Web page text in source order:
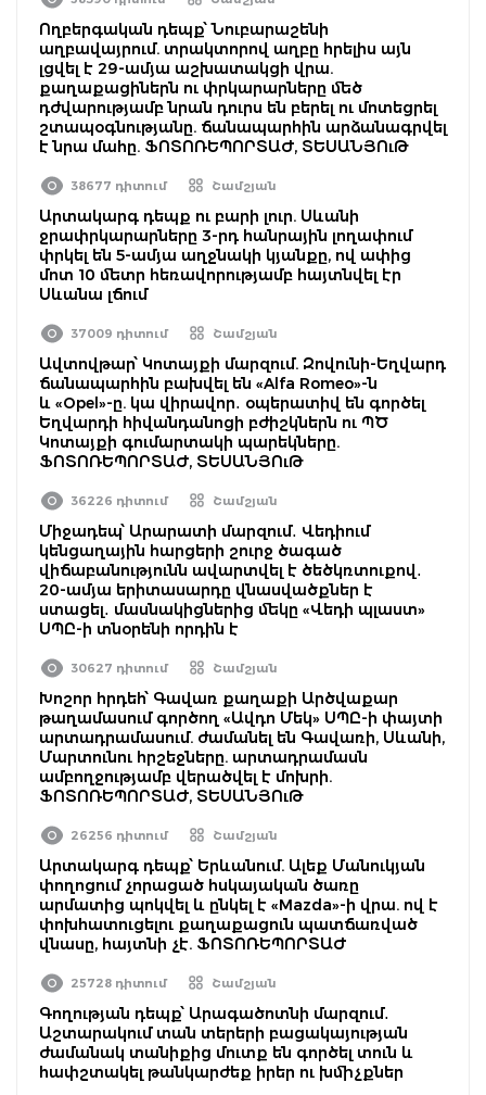
Ողբերգական դեպք՝ Նուբարաշենի
աղբավայրում. տրակտորով աղբը հրելիս այն
լցվել է 29-ամյա աշխատակցի վրա.
քաղաքացիներն ու փրկարարները մեծ
դժվարությամբ նրան դուրս են բերել ու մոտեցրել
շտապօգնությանը. ճանապարհին արձանագրվել
է նրա մահը. ՖՈՏՈՌԵՊՈՐՏԱԺ, ՏԵՍԱՆՅՈւԹ
38677 դիտում Շամշյան
Արտակարգ դեպք ու բարի լուր. Սևանի
ջրափրկարարները 3-րդ հանրային լողափում
փրկել են 5-ամյա աղջնակի կյանքը, ով ափից
մոտ 10 մետր հեռավորությամբ հայտնվել էր
Սևանա լճում
37009 դիտում Շամշյան
Ավտովթար՝ Կոտայքի մարզում. Զովունի-Եղվարդ
ճանապարհին բախվել են «Alfa Romeo»-ն
և «Opel»-ը. կա վիրավոր․ օպերատիվ են գործել
Եղվարդի հիվանդանոցի բժիշկներն ու ՊԾ
Կոտայքի գումարտակի պարեկները.
ՖՈՏՈՌԵՊՈՐՏԱԺ, ՏԵՍԱՆՅՈւԹ
36226 դիտում Շամշյան
Միջադեպ՝ Արարատի մարզում․ Վեդիում
կենցաղային հարցերի շուրջ ծագած
վիճաբանությունն ավարտվել է ծեծկռտուքով․
20-ամյա երիտասարդը վնասվածքներ է
ստացել․ մասնակիցներից մեկը «Վեդի պլաստ»
ՍՊԸ-ի տնօրենի որդին է
30627 դիտում Շամշյան
Խոշոր հրդեհ՝ Գավառ քաղաքի Արծվաքար
թաղամասում գործող «Ավդո Մեկ» ՍՊԸ-ի փայտի
արտադրամասում. ժամանել են Գավառի, Սևանի,
Մարտունու հրշեջները. արտադրամասն
ամբողջությամբ վերածվել է մոխրի.
ՖՈՏՈՌԵՊՈՐՏԱԺ, ՏԵՍԱՆՅՈւԹ
26256 դիտում Շամշյան
Արտակարգ դեպք՝ Երևանում. Ալեք Մանուկյան
փողոցում չորացած հսկայական ծառը
արմատից պոկվել և ընկել է «Mazda»-ի վրա. ով է
փոխհատուցելու քաղաքացուն պատճառված
վնասը, հայտնի չէ. ՖՈՏՈՌԵՊՈՐՏԱԺ
25728 դիտում Շամշյան
Գողության դեպք՝ Արագածոտնի մարզում․
Աշտարակում տան տերերի բացակայության
ժամանակ տանիքից մուտք են գործել տուն և
հափշտակել թանկարժեք իրեր ու խմիչքներ